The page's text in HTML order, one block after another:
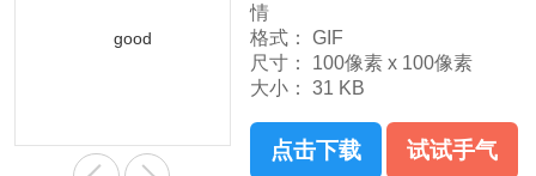
情
格式：
GIF
尺寸：
100像素 x 100像素
大小：
31 KB
点击下载 试试手气